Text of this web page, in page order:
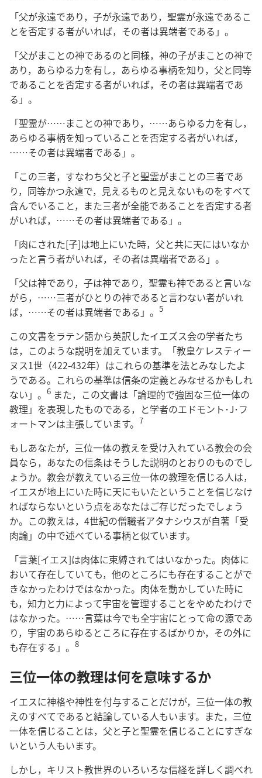
「父が永遠であり，子が永遠であり，聖霊が永遠であるこ
とを否定する者がいれば，その者は異端者である」。
「父がまことの神であるのと同様，神の子がまことの神で
あり，あらゆる力を有し，あらゆる事柄を知り，父と同等
であることを否定する者がいれば，その者は異端者であ
る」。
「聖霊が……まことの神であり，……あらゆる力を有し，
あらゆる事柄を知っていることを否定する者がいれば，
……その者は異端者である」。
「この三者，すなわち父と子と聖霊がまことの三者であ
り，同等かつ永遠で，見えるものと見えないものをすべて
含んでいること，また三者が全能であることを否定する者
がいれば，……その者は異端者である」。
「肉にされた[子]は地上にいた時，父と共に天にはいなか
ったと言う者がいれば，その者は異端者である」。
「父は神であり，子は神であり，聖霊も神であると言いな
がら，……三者がひとりの神であると言わない者がいれ
ば，……その者は異端者である」。 5
この文書をラテン語から英訳したイエズス会の学者たち
は，このような説明を加えています。「教皇ケレスティー
ヌス1世（422-432年）はこれらの基準を法とみなしたよ
うである。これらの基準は信条の定義とみなせるかもしれ
ない」。 6 また，この文書は「論理的で強固な三位一体の
教理」を表現したものである，と学者のエドモント･J･フ
ォートマンは主張しています。 7
もしあなたが，三位一体の教えを受け入れている教会の会
員なら，あなたの信条はそうした説明のとおりのものでし
ょうか。教会が教えている三位一体の教理を信じる人は，
イエスが地上にいた時に天にもいたということを信じなけ
ればならないという点をあなたはご存じだったでしょう
か。この教えは，4世紀の僧職者アタナシウスが自著「受
肉論」の中で述べている事柄と似ています。
「言葉[イエス]は肉体に束縛されてはいなかった。肉体に
おいて存在していても，他のところにも存在することがで
きなかったわけではなかった。肉体を動かしていた時に
も，知力と力によって宇宙を管理することをやめたわけで
はなかった。……言葉は今でも全宇宙にとって命の源であ
り，宇宙のあらゆるところに存在するばかりか，その外に
も存在する」。 8
三位一体の教理は何を意味するか
イエスに神格や神性を付与することだけが，三位一体の教
えのすべてであると結論している人もいます。また，三位
一体を信じることは，父と子と聖霊を信じることにすぎな
いという人もいます。
しかし，キリスト教世界のいろいろな信経を詳しく調べれ